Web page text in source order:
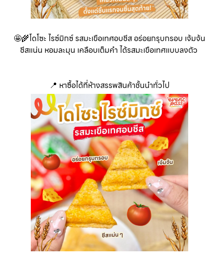
🤩🌾โดโซะ ไรซ์มิกซ์ รสมะเขือเทศอบชีส อร่อยกรุบกรอบ เจ้มจ้น
ชีสแน่น หอมละมุน เคลือบเต็มคำ ได้รสมะเขือเทศแบบลงตัว
📍 หาซื้อได้ที่ห้างสรรพสินค้าชั้นนำทั่วไป